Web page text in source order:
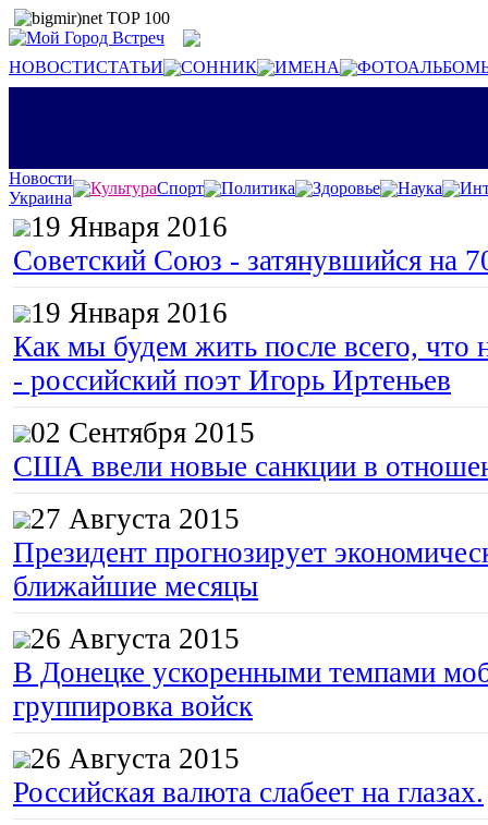
НОВОСТИСТАТЬИ СОННИК ИМЕНА
Новости
Украина
КультураСпорт Политика Здоровье Наука
19 Января 2016
Советский Союз - затянувшийся на
19 Января 2016
Как мы будем жить после всего, что
- российский поэт Игорь Иртеньев
02 Сентября 2015
США ввели новые санкции в
27 Августа 2015
Президент прогнозирует
ближайшие месяцы
26 Августа 2015
В Донецке ускоренными темпами
группировка войск
26 Августа 2015
Российская валюта слабеет на глазах.